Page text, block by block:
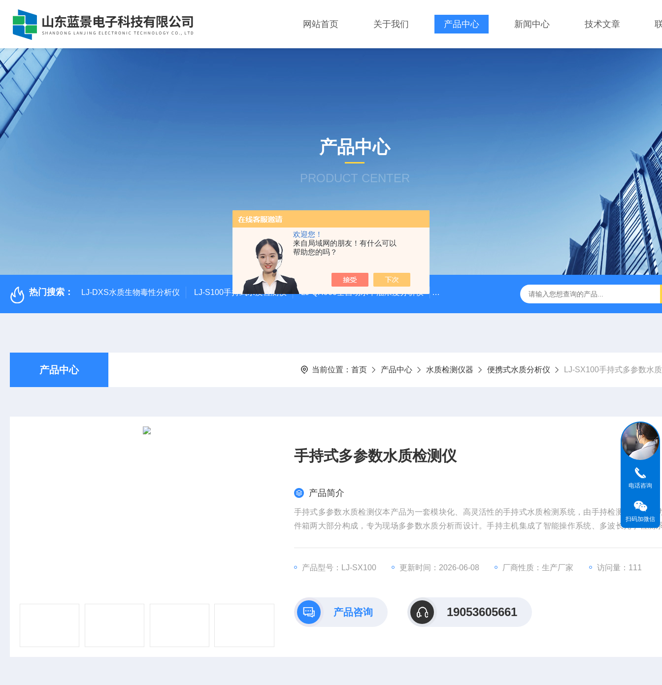
欢迎您！
来自局域网的朋友！有什么可以
帮助您的吗？
网站首页 关于我们 产品中心 新闻中心 技术文章
产品中心
PRODUCT CENTER
热门搜索： LJ-DXS水质生物毒性分析仪 LJ-S100手持式水质检测仪 LJ-QH900全自动水中油浓度分析仪 LJ-HC500水中油浓度分析仪 LJ-S104手持式水质总磷总氮检
产品中心 当前位置： 首页 产品中心 水质检测仪器 便携式水质分析仪 LJ-SX100手持式多参数水
手持式多参数水质检测仪
产品简介
手持式多参数水质检测仪本产品为一套模块化、高灵活性的手持式水质检测系统，由手持检测主机与多
件箱两大部分构成，专为现场多参数水质分析而设计。手持主机集成了智能操作系统、多波长光学检测
产品型号：LJ-SX100 更新时间：2026-06-08 厂商性质：生产厂家 访问量：111
产品咨询 19053605661
电话咨询
扫码加微信